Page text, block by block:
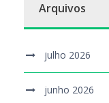
Arquivos
julho 2026
junho 2026